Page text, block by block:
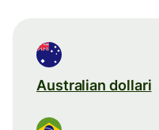
Australian dollari